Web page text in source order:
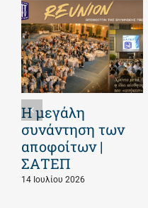
Η μεγάλη
συνάντηση των
αποφοίτων |
ΣΑΤΕΠ
14 Ιουλίου 2026